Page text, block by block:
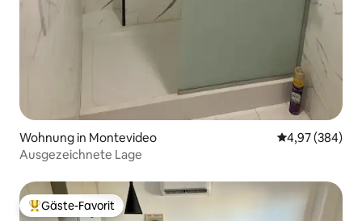
Wohnung in Montevideo
4,97 (384)
Ausgezeichnete Lage
Beliebter Gäste-Favorit.
Gäste-Favorit